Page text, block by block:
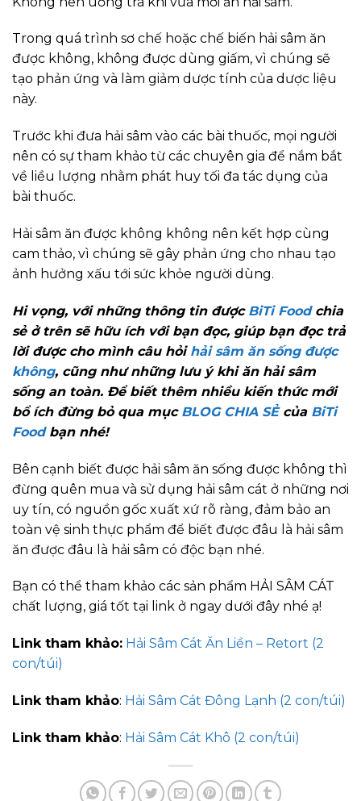
Trong quá trình sơ chế hoặc chế biến hải sâm ăn
được không, không được dùng giấm, vì chúng sẽ
tạo phản ứng và làm giảm dược tính của dược liệu
này.
Trước khi đưa hải sâm vào các bài thuốc, mọi người
nên có sự tham khảo từ các chuyên gia để nắm bắt
về liều lượng nhằm phát huy tối đa tác dụng của
bài thuốc.
Hải sâm ăn được không không nên kết hợp cùng
cam thảo, vì chúng sẽ gây phản ứng cho nhau tạo
ảnh hưởng xấu tới sức khỏe người dùng.
Hi vọng, với những thông tin được BiTi Foodchia
sẻ ở trên sẽ hữu ích với bạn đọc, giúp bạn đọc trả
lời được cho mình câu hỏi hải sâm ăn sống được
không, cũng như những lưu ý khi ăn hải sâm
sống an toàn. Để biết thêm nhiều kiến thức mới
bổ ích đừng bỏ qua mục BLOG CHIA SẺcủa BiTi
Foodbạn nhé!
Bên cạnh biết được hải sâm ăn sống được không thì
đừng quên mua và sử dụng hải sâm cát ở những nơi
uy tín, có nguồn gốc xuất xứ rõ ràng, đảm bảo an
toàn vệ sinh thực phẩm để biết được đâu là hải sâm
ăn được đâu là hải sâm có độc bạn nhé.
Bạn có thể tham khảo các sản phẩm HẢI SÂM CÁT
chất lượng, giá tốt tại link ở ngay dưới đây nhé ạ!
Link tham khảo: Hải Sâm Cát Ăn Liền – Retort (2
con/túi)
Link tham khảo: Hải Sâm Cát Đông Lạnh (2 con/túi)
Link tham khảo: Hải Sâm Cát Khô (2 con/túi)